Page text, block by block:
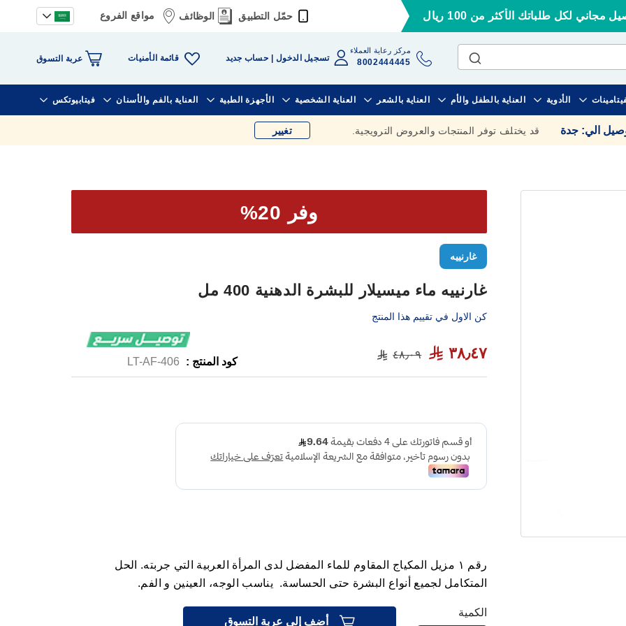
مجاني لكل طلباتك الأكثر من 100 ريال حمّل التطبيق الوظائف مواقع الفروع
مركز رعاية العملاء
8002444445 تسجيل الدخول حساب جديد قائمة الأمنيات عربة التسوق
الأدوية العناية بالطفل والأم العناية بالشعر العناية الشخصية الأجهزة الطبية العناية بالفم والأسنان فيتابيوتكس
الي: جدة قد يختلف توفر المنتجات والعروض الترويجية. تغيير
وفر 20%
غارنييه
غارنييه ماء ميسيلار للبشرة الدهنية 400 مل
كن الاول في تقييم هذا المنتج
٣٨٫٤٧ ٤٨٫٠٩
كود المنتج : LT-AF-406
رقم ١ مزيل المكياج المقاوم للماء المفضل لدى المرأة العربية التي جربته. الحل
المتكامل لجميع أنواع البشرة حتى الحساسة. يناسب الوجه، العينين و الفم.
الكمية
أضف إلى عربة التسوق